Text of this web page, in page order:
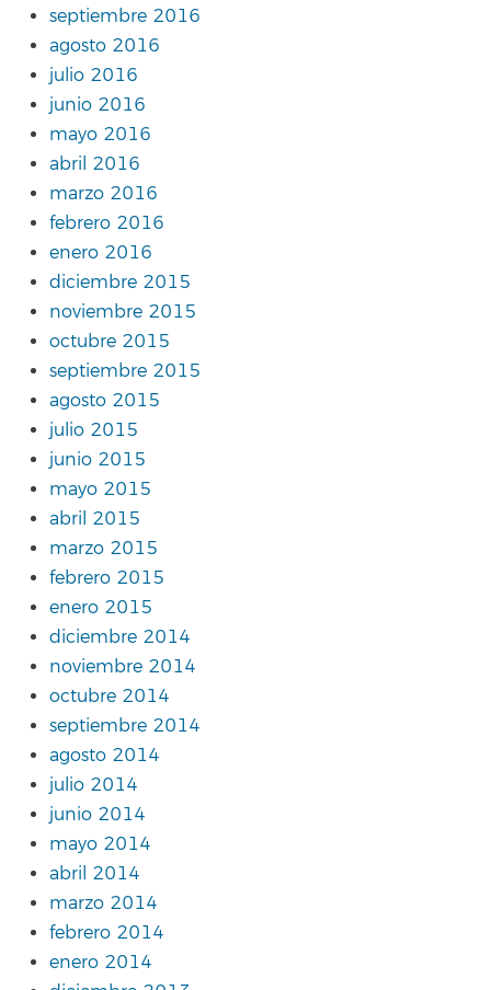
septiembre 2016
agosto 2016
julio 2016
junio 2016
mayo 2016
abril 2016
marzo 2016
febrero 2016
enero 2016
diciembre 2015
noviembre 2015
octubre 2015
septiembre 2015
agosto 2015
julio 2015
junio 2015
mayo 2015
abril 2015
marzo 2015
febrero 2015
enero 2015
diciembre 2014
noviembre 2014
octubre 2014
septiembre 2014
agosto 2014
julio 2014
junio 2014
mayo 2014
abril 2014
marzo 2014
febrero 2014
enero 2014